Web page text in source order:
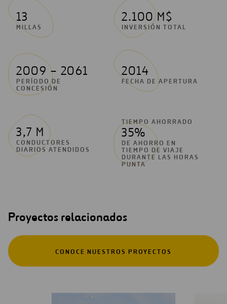
13
MILLAS
2.100 M$
INVERSIÓN TOTAL
2009 – 2061
PERÍODO DE
CONCESIÓN
2014
FECHA DE APERTURA
3,7 M
CONDUCTORES
DIARIOS ATENDIDOS
TIEMPO AHORRADO
35%
DE AHORRO EN
TIEMPO DE VIAJE
DURANTE LAS HORAS
PUNTA
Proyectos relacionados
CONOCE NUESTROS PROYECTOS